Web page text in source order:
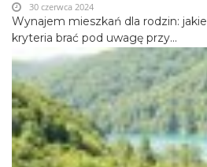
Wynajem mieszkań dla rodzin: jakie
kryteria brać pod uwagę przy...
30 czerwca 2024